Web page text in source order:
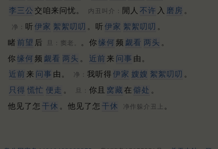
李三公 交咱来问忧。 内丑叫介： 閒人 不许 入 磨房 。
净： 听伊家 絮絮叨叨 。听伊家 絮絮叨叨 。
睹 前望 后 旦：窦老。 。你缘何 频 觑看 两头 。
你缘何 频 觑看 两头 。 近前 来 问事 由。
近前 来 问事 由。 净： 我听得 伊家 嫂嫂 絮絮叨叨 。
只得 慌忙 便走 。 旦： 你且 窝藏 在 僻处 。
他见了怎 干休 。他见了怎 干休 净作躲介丑上 。